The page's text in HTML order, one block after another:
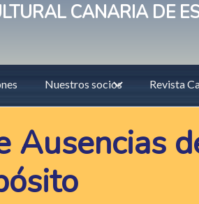
CANARIA DE
Nuestros socios Revista
Ausencias